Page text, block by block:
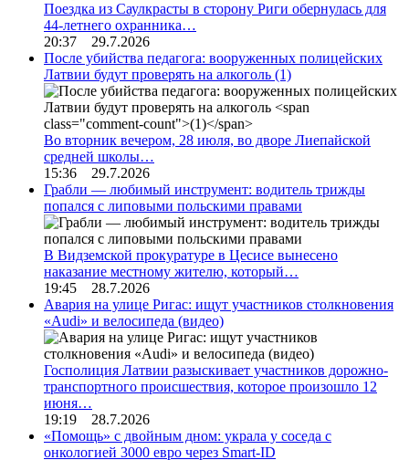
Поездка из Саулкрасты в сторону Риги обернулась для
44-летнего охранника…
20:37 29.7.2026
После убийства педагога: вооруженных полицейских
Латвии будут проверять на алкоголь (1)
Во вторник вечером, 28 июля, во дворе Лиепайской
средней школы…
15:36 29.7.2026
Грабли — любимый инструмент: водитель трижды
попался с липовыми польскими правами
В Видземской прокуратуре в Цесисе вынесено
наказание местному жителю, который…
19:45 28.7.2026
Авария на улице Ригас: ищут участников столкновения
«Audi» и велосипеда (видео)
Госполиция Латвии разыскивает участников дорожно-
транспортного происшествия, которое произошло 12
июня…
19:19 28.7.2026
«Помощь» с двойным дном: украла у соседа с
онкологией 3000 евро через Smart-ID